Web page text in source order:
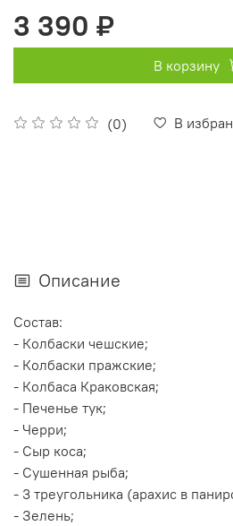
(0) В
3 390 ₽
В корзину
Описание
Состав:
- Колбаски чешские;
- Колбаски пражские;
- Колбаса Краковская;
- Печенье тук;
- Черри;
- Сыр коса;
- Сушенная рыба;
- 3 треугольника (арахис в
- Зелень;